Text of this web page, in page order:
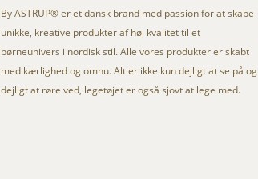
By ASTRUP® er et dansk brand med passion for at skabe
unikke, kreative produkter af høj kvalitet til et
børneunivers i nordisk stil. Alle vores produkter er skabt
med kærlighed og omhu. Alt er ikke kun dejligt at se på og
dejligt at røre ved, legetøjet er også sjovt at lege med.